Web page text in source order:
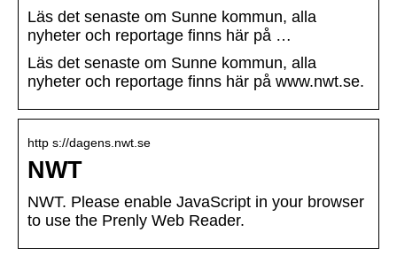
Läs det senaste om Sunne kommun, alla
nyheter och reportage finns här på …
Läs det senaste om Sunne kommun, alla
nyheter och reportage finns här på www.nwt.se.
http s://dagens.nwt.se
NWT
NWT. Please enable JavaScript in your browser
to use the Prenly Web Reader.